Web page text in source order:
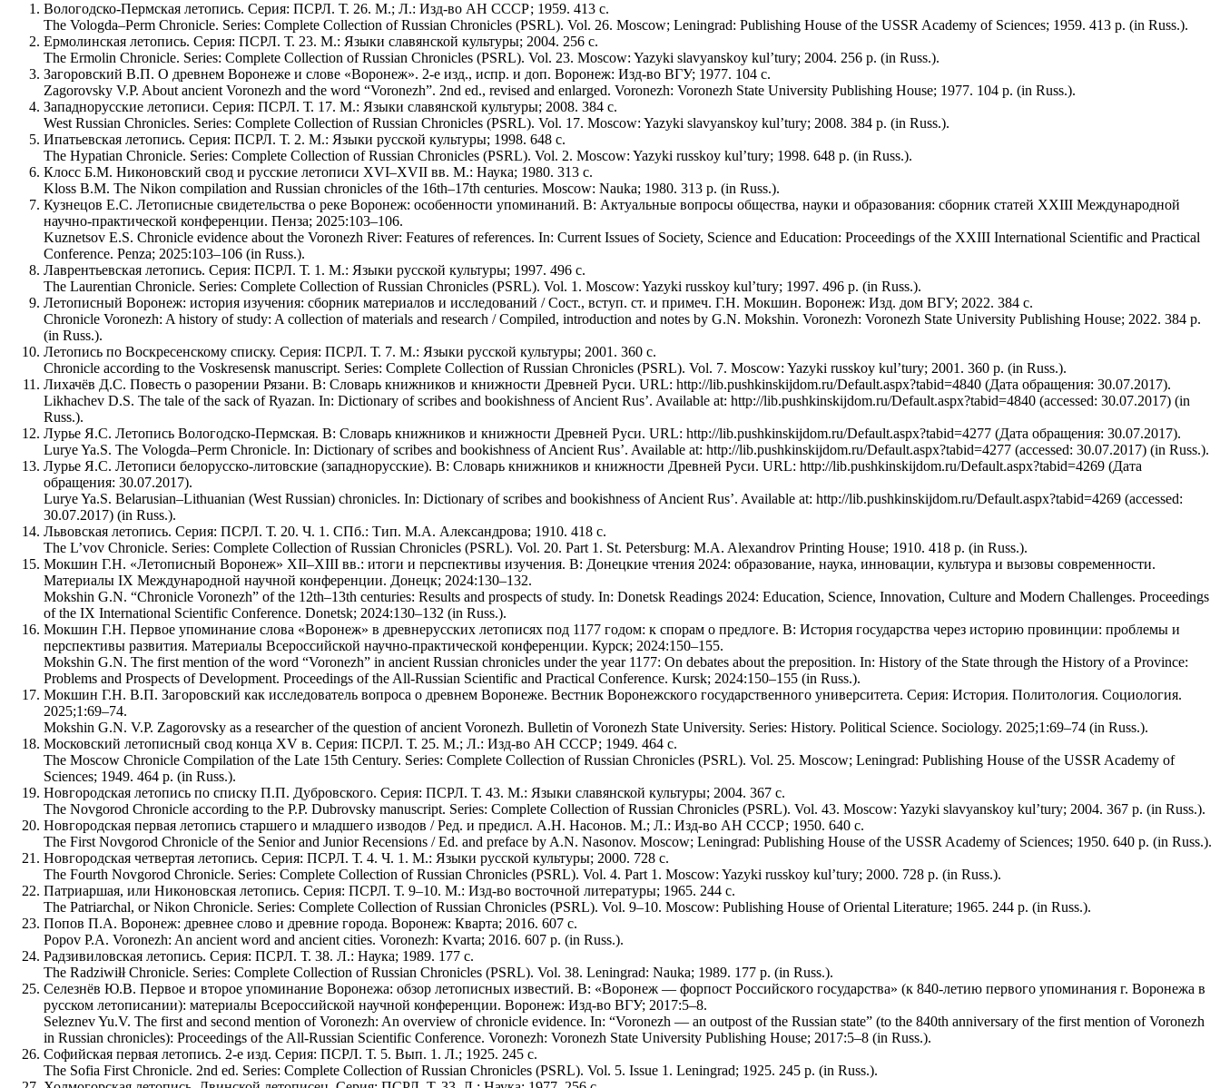
Вологодско-Пермская летопись. Серия: ПСРЛ. Т. 26. М.; Л.: Изд-во АН СССР; 1959. 413 с.
The Vologda–Perm Chronicle. Series: Complete Collection of Russian Chronicles (PSRL). Vol. 26. Moscow; Leningrad: Publishing House of the USSR Academy of Sciences; 1959. 413 p. (in Russ.).
Ермолинская летопись. Серия: ПСРЛ. Т. 23. М.: Языки славянской культуры; 2004. 256 с.
The Ermolin Chronicle. Series: Complete Collection of Russian Chronicles (PSRL). Vol. 23. Moscow: Yazyki slavyanskoy kul’tury; 2004. 256 p. (in Russ.).
Загоровский В.П. О древнем Воронеже и слове «Воронеж». 2-е изд., испр. и доп. Воронеж: Изд-во ВГУ; 1977. 104 с.
Zagorovsky V.P. About ancient Voronezh and the word “Voronezh”. 2nd ed., revised and enlarged. Voronezh: Voronezh State University Publishing House; 1977. 104 p. (in Russ.).
Западнорусские летописи. Серия: ПСРЛ. Т. 17. М.: Языки славянской культуры; 2008. 384 с.
West Russian Chronicles. Series: Complete Collection of Russian Chronicles (PSRL). Vol. 17. Moscow: Yazyki slavyanskoy kul’tury; 2008. 384 p. (in Russ.).
Ипатьевская летопись. Серия: ПСРЛ. Т. 2. М.: Языки русской культуры; 1998. 648 с.
The Hypatian Chronicle. Series: Complete Collection of Russian Chronicles (PSRL). Vol. 2. Moscow: Yazyki russkoy kul’tury; 1998. 648 p. (in Russ.).
Клосс Б.М. Никоновский свод и русские летописи XVI–XVII вв. М.: Наука; 1980. 313 с.
Kloss B.M. The Nikon compilation and Russian chronicles of the 16th–17th centuries. Moscow: Nauka; 1980. 313 p. (in Russ.).
Кузнецов Е.С. Летописные свидетельства о реке Воронеж: особенности упоминаний. В: Актуальные вопросы общества, науки и образования: сборник статей XXIII Международной
научно-практической конференции. Пенза; 2025:103–106.
Kuznetsov E.S. Chronicle evidence about the Voronezh River: Features of references. In: Current Issues of Society, Science and Education: Proceedings of the XXIII International Scientific and Practical
Conference. Penza; 2025:103–106 (in Russ.).
Лаврентьевская летопись. Серия: ПСРЛ. Т. 1. М.: Языки русской культуры; 1997. 496 с.
The Laurentian Chronicle. Series: Complete Collection of Russian Chronicles (PSRL). Vol. 1. Moscow: Yazyki russkoy kul’tury; 1997. 496 p. (in Russ.).
Летописный Воронеж: история изучения: сборник материалов и исследований / Сост., вступ. ст. и примеч. Г.Н. Мокшин. Воронеж: Изд. дом ВГУ; 2022. 384 с.
Chronicle Voronezh: A history of study: A collection of materials and research / Compiled, introduction and notes by G.N. Mokshin. Voronezh: Voronezh State University Publishing House; 2022. 384 p.
(in Russ.).
Летопись по Воскресенскому списку. Серия: ПСРЛ. Т. 7. М.: Языки русской культуры; 2001. 360 с.
Chronicle according to the Voskresensk manuscript. Series: Complete Collection of Russian Chronicles (PSRL). Vol. 7. Moscow: Yazyki russkoy kul’tury; 2001. 360 p. (in Russ.).
Лихачёв Д.С. Повесть о разорении Рязани. В: Словарь книжников и книжности Древней Руси. URL: http://lib.pushkinskijdom.ru/Default.aspx?tabid=4840 (Дата обращения: 30.07.2017).
Likhachev D.S. The tale of the sack of Ryazan. In: Dictionary of scribes and bookishness of Ancient Rus’. Available at: http://lib.pushkinskijdom.ru/Default.aspx?tabid=4840 (accessed: 30.07.2017) (in
Russ.).
Лурье Я.С. Летопись Вологодско-Пермская. В: Словарь книжников и книжности Древней Руси. URL: http://lib.pushkinskijdom.ru/Default.aspx?tabid=4277 (Дата обращения: 30.07.2017).
Lurye Ya.S. The Vologda–Perm Chronicle. In: Dictionary of scribes and bookishness of Ancient Rus’. Available at: http://lib.pushkinskijdom.ru/Default.aspx?tabid=4277 (accessed: 30.07.2017) (in Russ.).
Лурье Я.С. Летописи белорусско-литовские (западнорусские). В: Словарь книжников и книжности Древней Руси. URL: http://lib.pushkinskijdom.ru/Default.aspx?tabid=4269 (Дата
обращения: 30.07.2017).
Lurye Ya.S. Belarusian–Lithuanian (West Russian) chronicles. In: Dictionary of scribes and bookishness of Ancient Rus’. Available at: http://lib.pushkinskijdom.ru/Default.aspx?tabid=4269 (accessed:
30.07.2017) (in Russ.).
Львовская летопись. Серия: ПСРЛ. Т. 20. Ч. 1. СПб.: Тип. М.А. Александрова; 1910. 418 с.
The L’vov Chronicle. Series: Complete Collection of Russian Chronicles (PSRL). Vol. 20. Part 1. St. Petersburg: M.A. Alexandrov Printing House; 1910. 418 p. (in Russ.).
Мокшин Г.Н. «Летописный Воронеж» XII–XIII вв.: итоги и перспективы изучения. В: Донецкие чтения 2024: образование, наука, инновации, культура и вызовы современности.
Материалы IX Международной научной конференции. Донецк; 2024:130–132.
Mokshin G.N. “Chronicle Voronezh” of the 12th–13th centuries: Results and prospects of study. In: Donetsk Readings 2024: Education, Science, Innovation, Culture and Modern Challenges. Proceedings
of the IX International Scientific Conference. Donetsk; 2024:130–132 (in Russ.).
Мокшин Г.Н. Первое упоминание слова «Воронеж» в древнерусских летописях под 1177 годом: к спорам о предлоге. В: История государства через историю провинции: проблемы и
перспективы развития. Материалы Всероссийской научно-практической конференции. Курск; 2024:150–155.
Mokshin G.N. The first mention of the word “Voronezh” in ancient Russian chronicles under the year 1177: On debates about the preposition. In: History of the State through the History of a Province:
Problems and Prospects of Development. Proceedings of the All-Russian Scientific and Practical Conference. Kursk; 2024:150–155 (in Russ.).
Мокшин Г.Н. В.П. Загоровский как исследователь вопроса о древнем Воронеже. Вестник Воронежского государственного университета. Серия: История. Политология. Социология.
2025;1:69–74.
Mokshin G.N. V.P. Zagorovsky as a researcher of the question of ancient Voronezh. Bulletin of Voronezh State University. Series: History. Political Science. Sociology. 2025;1:69–74 (in Russ.).
Московский летописный свод конца XV в. Серия: ПСРЛ. Т. 25. М.; Л.: Изд-во АН СССР; 1949. 464 с.
The Moscow Chronicle Compilation of the Late 15th Century. Series: Complete Collection of Russian Chronicles (PSRL). Vol. 25. Moscow; Leningrad: Publishing House of the USSR Academy of
Sciences; 1949. 464 p. (in Russ.).
Новгородская летопись по списку П.П. Дубровского. Серия: ПСРЛ. Т. 43. М.: Языки славянской культуры; 2004. 367 с.
The Novgorod Chronicle according to the P.P. Dubrovsky manuscript. Series: Complete Collection of Russian Chronicles (PSRL). Vol. 43. Moscow: Yazyki slavyanskoy kul’tury; 2004. 367 p. (in Russ.).
Новгородская первая летопись старшего и младшего изводов / Ред. и предисл. А.Н. Насонов. М.; Л.: Изд-во АН СССР; 1950. 640 с.
The First Novgorod Chronicle of the Senior and Junior Recensions / Ed. and preface by A.N. Nasonov. Moscow; Leningrad: Publishing House of the USSR Academy of Sciences; 1950. 640 p. (in Russ.).
Новгородская четвертая летопись. Серия: ПСРЛ. Т. 4. Ч. 1. М.: Языки русской культуры; 2000. 728 с.
The Fourth Novgorod Chronicle. Series: Complete Collection of Russian Chronicles (PSRL). Vol. 4. Part 1. Moscow: Yazyki russkoy kul’tury; 2000. 728 p. (in Russ.).
Патриаршая, или Никоновская летопись. Серия: ПСРЛ. Т. 9–10. М.: Изд-во восточной литературы; 1965. 244 с.
The Patriarchal, or Nikon Chronicle. Series: Complete Collection of Russian Chronicles (PSRL). Vol. 9–10. Moscow: Publishing House of Oriental Literature; 1965. 244 p. (in Russ.).
Попов П.А. Воронеж: древнее слово и древние города. Воронеж: Кварта; 2016. 607 с.
Popov P.A. Voronezh: An ancient word and ancient cities. Voronezh: Kvarta; 2016. 607 p. (in Russ.).
Радзивиловская летопись. Серия: ПСРЛ. Т. 38. Л.: Наука; 1989. 177 с.
The Radziwiłł Chronicle. Series: Complete Collection of Russian Chronicles (PSRL). Vol. 38. Leningrad: Nauka; 1989. 177 p. (in Russ.).
Селезнёв Ю.В. Первое и второе упоминание Воронежа: обзор летописных известий. В: «Воронеж — форпост Российского государства» (к 840-летию первого упоминания г. Воронежа в
русском летописании): материалы Всероссийской научной конференции. Воронеж: Изд-во ВГУ; 2017:5–8.
Seleznev Yu.V. The first and second mention of Voronezh: An overview of chronicle evidence. In: “Voronezh — an outpost of the Russian state” (to the 840th anniversary of the first mention of Voronezh
in Russian chronicles): Proceedings of the All-Russian Scientific Conference. Voronezh: Voronezh State University Publishing House; 2017:5–8 (in Russ.).
Софийская первая летопись. 2-е изд. Серия: ПСРЛ. Т. 5. Вып. 1. Л.; 1925. 245 с.
The Sofia First Chronicle. 2nd ed. Series: Complete Collection of Russian Chronicles (PSRL). Vol. 5. Issue 1. Leningrad; 1925. 245 p. (in Russ.).